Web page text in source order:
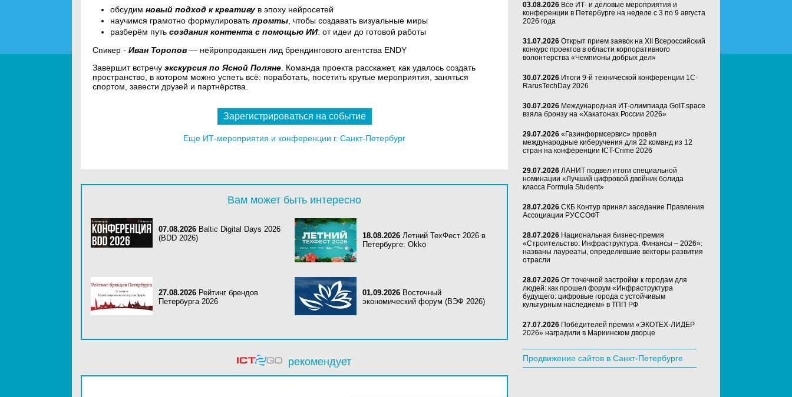
обсудим новый подход к креативув эпоху нейросетей
научимся грамотно формулировать промты , чтобы создавать визуальные миры
разберём путь создания контента с помощью ИИ: от идеи до готовой работы
Спикер - Иван Торопов — нейропродакшен лид брендингового агентства ENDY
Завершит встречу экскурсия по Ясной Поляне . Команда проекта расскажет, как удалось создать
пространство, в котором можно успеть всё: поработать, посетить крутые мероприятия, заняться
спортом, завести друзей и партнёрства.
Зарегистрироваться на событие
Еще ИТ-мероприятия и конференции г. Санкт-Петербург
Вам может быть интересно
07.08.2026 Baltic Digital Days 2026
(BDD 2026)
18.08.2026 Летний ТехФест 2026 в
Петербурге: Okko
27.08.2026 Рейтинг брендов
Петербурга 2026
01.09.2026 Восточный
экономический форум (ВЭФ 2026)
рекомендует
03.08.2026 Все ИТ- и деловые мероприятия и
конференции в Петербурге на неделе с 3 по 9 августа
2026 года
31.07.2026 Открыт прием заявок на XII Всероссийский
конкурс проектов в области корпоративного
волонтерства «Чемпионы добрых дел»
30.07.2026 Итоги 9-й технической конференции 1C-
RarusTechDay 2026
30.07.2026 Международная ИТ-олимпиада GoIT.space
взяла бронзу на «Хакатонах России 2026»
29.07.2026 «Газинформсервис» провёл
международные киберучения для 22 команд из 12
стран на конференции ICT-Crime 2026
29.07.2026 ЛАНИТ подвел итоги специальной
номинации «Лучший цифровой двойник болида
класса Formula Student»
28.07.2026 СКБ Контур принял заседание Правления
Ассоциации РУССОФТ
28.07.2026 Национальная бизнес-премия
«Строительство. Инфраструктура. Финансы – 2026»:
названы лауреаты, определившие векторы развития
отрасли
28.07.2026 От точечной застройки к городам для
людей: как прошел форум «Инфраструктура
будущего: цифровые города с устойчивым
культурным наследием» в ТПП РФ
27.07.2026 Победителей премии «ЭКОТЕХ-ЛИДЕР
2026» наградили в Мариинском дворце
Продвижение сайтов в Санкт-Петербурге